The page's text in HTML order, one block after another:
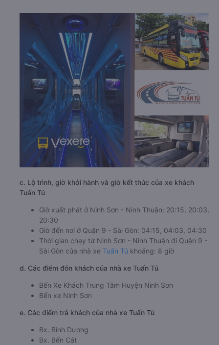
c. Lộ trình, giờ khởi hành và giờ kết thúc của xe khách
Tuấn Tú
Giờ xuất phát ở Ninh Sơn - Ninh Thuận: 20:15, 20:03,
20:30
Giờ đến nơi ở Quận 9 - Sài Gòn: 04:15, 04:03, 04:30
Thời gian chạy từ Ninh Sơn - Ninh Thuận đi Quận 9 -
Sài Gòn của nhà xe Tuấn Tú khoảng: 8 giờ
d. Các điểm đón khách của nhà xe Tuấn Tú
Bến Xe Khách Trung Tâm Huyện Ninh Sơn
Bến xe Ninh Sơn
e. Các điểm trả khách của nhà xe Tuấn Tú
Bx. Bình Dương
Bx. Bến Cát